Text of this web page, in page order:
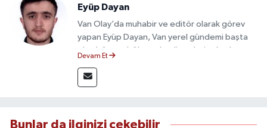
Eyüp Dayan
Van Olay’da muhabir ve editör olarak görev
yapan Eyüp Dayan, Van yerel gündemi başta
olmak üzere bölgesel gelişmeleri sahadan
deneyimiyle doğruluk, tarafsızlık ve etik ilkeleri
esas alan Dayan, güvenilir kaynaklara dayalı
Devam Et
Bunlar da ilginizi çekebilir